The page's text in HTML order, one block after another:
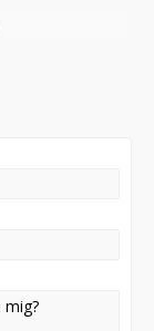
låg ränta
Alltid